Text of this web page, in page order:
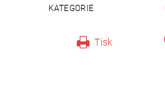
KATEGORIE
Tisk